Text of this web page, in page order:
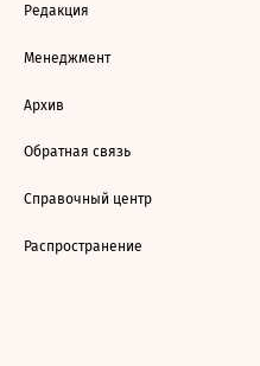
Редакция
Менеджмент
Архив
Обратная связь
Справочный центр
Распространение